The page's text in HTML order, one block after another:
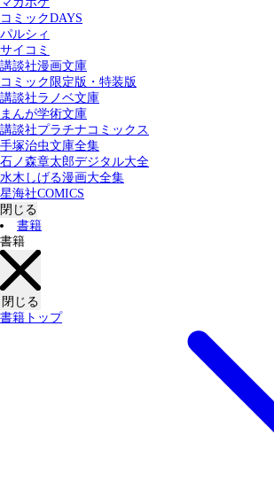
コミックDAYS
パルシィ
サイコミ
講談社漫画文庫
コミック限定版・特装版
講談社ラノベ文庫
まんが学術文庫
講談社プラチナコミックス
手塚治虫文庫全集
石ノ森章太郎デジタル大全
水木しげる漫画大全集
星海社COMICS
閉じる
書籍
書籍
閉じる
書籍トップ
カテゴリー：
すべての記事